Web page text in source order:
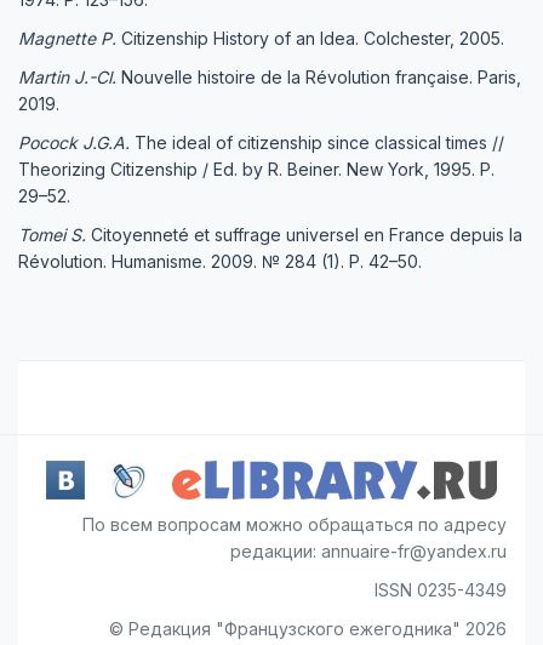
Magnette P. Citizenship History of an Idea. Colchester, 2005.
Martin J.-Cl. Nouvelle histoire de la Révolution française. Paris,
2019.
Pocock J.G.A. The ideal of citizenship since classical times //
Theorizing Citizenship / Ed. by R. Beiner. New York, 1995. P.
29–52.
Tomei S. Citoyenneté et suffrage universel en France depuis la
Révolution. Humanisme. 2009. № 284 (1). P. 42–50.
По всем вопросам можно обращаться по адресу
редакции: annuaire-fr@yandex.ru
ISSN 0235-4349
© Редакция "Французского ежегодника" 2026